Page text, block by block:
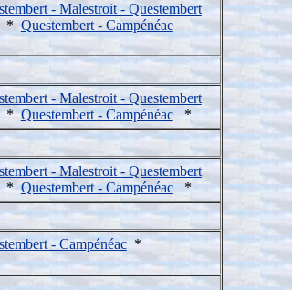
- Malestroit - Questembert
* Questembert - Campénéac
- Malestroit - Questembert
*Questembert - Campénéac*
- Malestroit - Questembert
*Questembert - Campénéac*
- Campénéac*